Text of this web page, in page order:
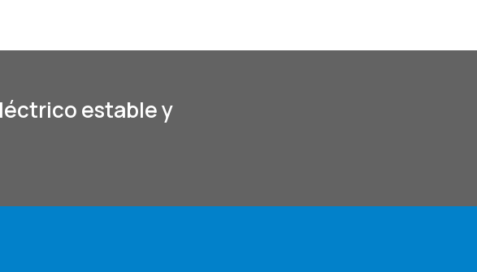
estable y